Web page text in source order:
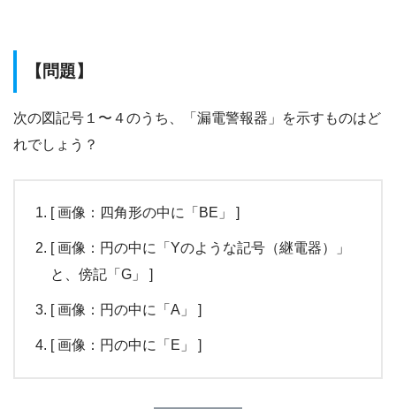
【問題】
次の図記号１〜４のうち、「漏電警報器」を示すものはど
れでしょう？
[ 画像：四角形の中に「BE」 ]
[ 画像：円の中に「Yのような記号（継電器）」
と、傍記「G」 ]
[ 画像：円の中に「A」 ]
[ 画像：円の中に「E」 ]